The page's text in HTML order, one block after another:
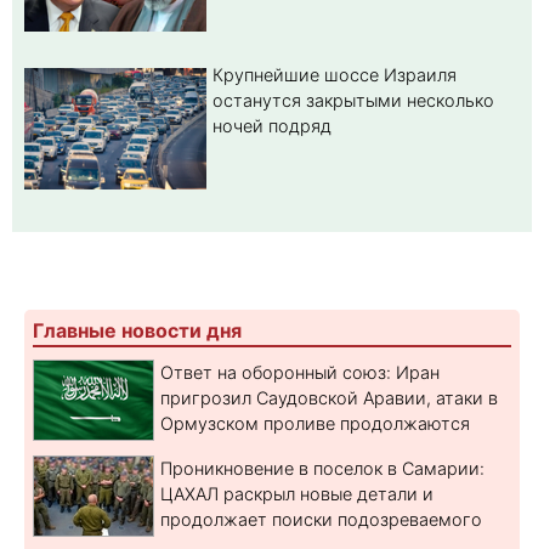
Крупнейшие шоссе Израиля
останутся закрытыми несколько
ночей подряд
Главные новости дня
Ответ на оборонный союз: Иран
пригрозил Саудовской Аравии, атаки в
Ормузском проливе продолжаются
Проникновение в поселок в Самарии:
ЦАХАЛ раскрыл новые детали и
продолжает поиски подозреваемого